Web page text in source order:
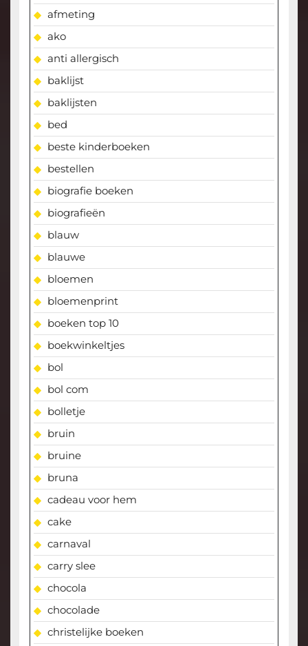
afmeting
ako
anti allergisch
baklijst
baklijsten
bed
beste kinderboeken
bestellen
biografie boeken
biografieën
blauw
blauwe
bloemen
bloemenprint
boeken top 10
boekwinkeltjes
bol
bol com
bolletje
bruin
bruine
bruna
cadeau voor hem
cake
carnaval
carry slee
chocola
chocolade
christelijke boeken